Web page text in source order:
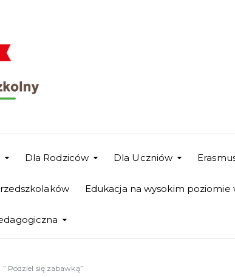
Dla Rodziców Dla Uczniów
Edukacja na wysokim poziomie
” Podziel się zabawką”